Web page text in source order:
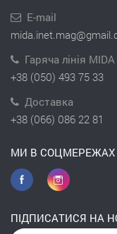
E-mail
Гаряча лінія MIDA
+38 (050) 493 75 33
Доставка
+38 (066) 086 22 81
МИ В СОЦМЕРЕЖАХ
ПІДПИСАТИСЯ НА